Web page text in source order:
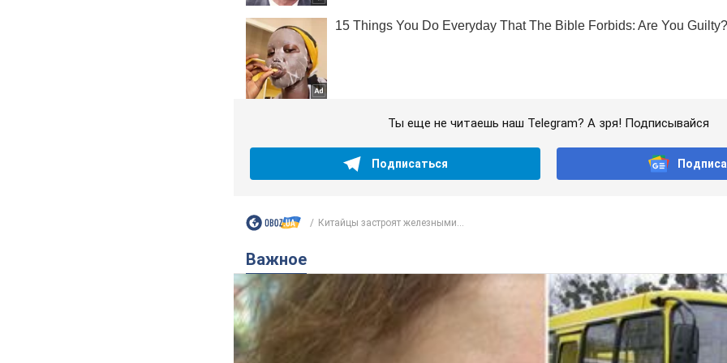
Ты еще не читаешь наш Telegram? А зря! Подписывайся
Подписаться
Китайцы застроят железными...
Важное